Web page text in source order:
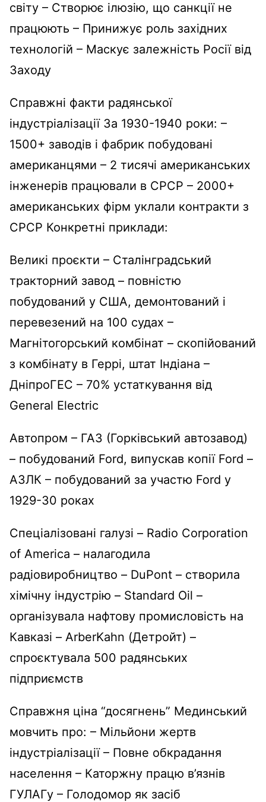
світу – Створює ілюзію, що санкції не
працюють – Принижує роль західних
технологій – Маскує залежність Росії від
Заходу
Справжні факти радянської
індустріалізації За 1930-1940 роки: –
1500+ заводів і фабрик побудовані
американцями – 2 тисячі американських
інженерів працювали в СРСР – 2000+
американських фірм уклали контракти з
СРСР Конкретні приклади:
Великі проєкти – Сталінградський
тракторний завод – повністю
побудований у США, демонтований і
перевезений на 100 судах –
Магнітогорський комбінат – скопійований
з комбінату в Геррі, штат Індіана –
ДніпроГЕС – 70% устаткування від
General Electric
Автопром – ГАЗ (Горківський автозавод)
– побудований Ford, випускав копії Ford –
АЗЛК – побудований за участю Ford у
1929-30 роках
Спеціалізовані галузі – Radio Corporation
of America – налагодила
радіовиробництво – DuPont – створила
хімічну індустрію – Standard Oil –
організувала нафтову промисловість на
Кавказі – ArberKahn (Детройт) –
спроєктувала 500 радянських
підприємств
Справжня ціна “досягнень” Мединський
мовчить про: – Мільйони жертв
індустріалізації – Повне обкрадання
населення – Каторжну працю в’язнів
ГУЛАГу – Голодомор як засіб